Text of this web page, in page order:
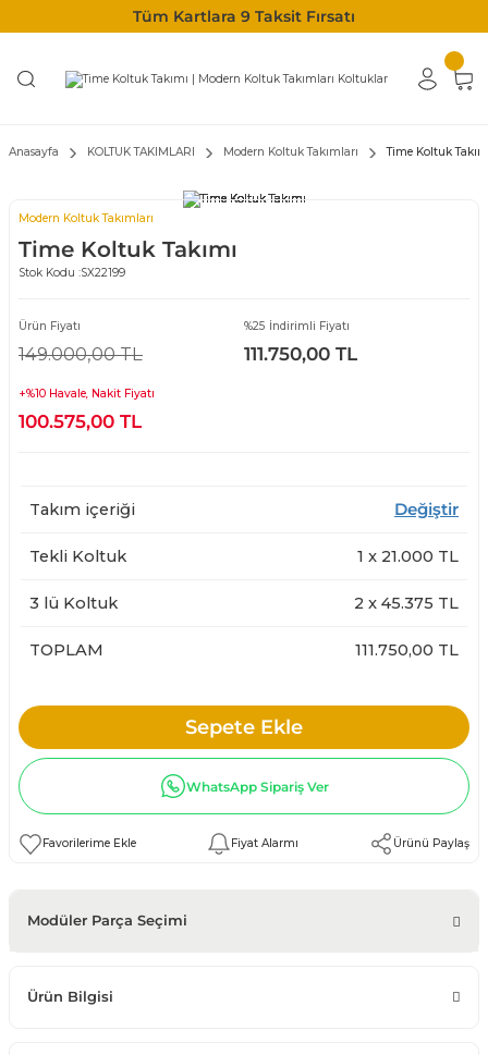
Tüm Kartlara 9 Taksit Fırsatı
Anasayfa KOLTUK TAKIMLARI Modern Koltuk Takımları Time Koltuk
Modern Koltuk Takımları
Time Koltuk Takımı
Stok Kodu :SX22199
Ürün Fiyatı
149.000,00 TL
%25 İndirimli Fiyatı
111.750,00 TL
+%10 Havale, Nakit Fiyatı
100.575,00 TL
Takım içeriği Değiştir
Tekli Koltuk 1 x 21.000 TL
3 lü Koltuk 2 x 45.375 TL
TOPLAM 111.750,00 TL
Sepete Ekle
WhatsApp Sipariş Ver
Fiyat Alarmı Ürünü Paylaş
Modüler Parça Seçimi
Ürün Bilgisi